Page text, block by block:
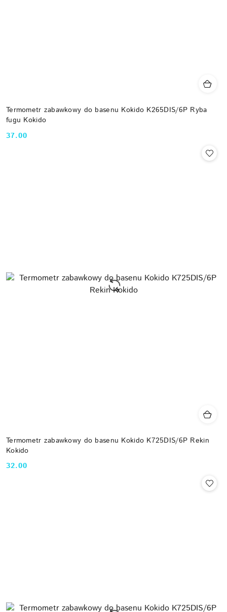
Termometr zabawkowy do basenu Kokido K265DIS/6P Ryba
fugu Kokido
Cena:
37.00
Termometr zabawkowy do basenu Kokido K725DIS/6P Rekin
Kokido
Cena:
32.00